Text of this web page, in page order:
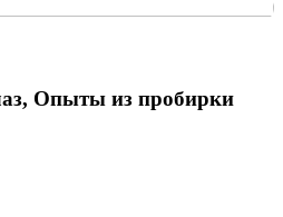
Опыты из пробирки